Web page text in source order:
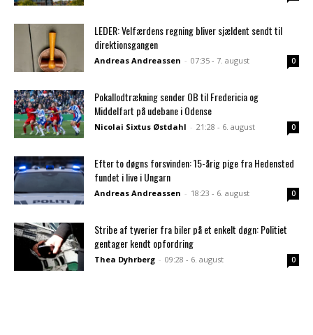
LEDER: Velfærdens regning bliver sjældent sendt til
direktionsgangen
Andreas Andreassen - 07:35 - 7. august 0
Pokallodtrækning sender OB til Fredericia og
Middelfart på udebane i Odense
Nicolai Sixtus Østdahl - 21:28 - 6. august 0
Efter to døgns forsvinden: 15-årig pige fra Hedensted
fundet i live i Ungarn
Andreas Andreassen - 18:23 - 6. august 0
Stribe af tyverier fra biler på et enkelt døgn: Politiet
gentager kendt opfordring
Thea Dyhrberg - 09:28 - 6. august 0